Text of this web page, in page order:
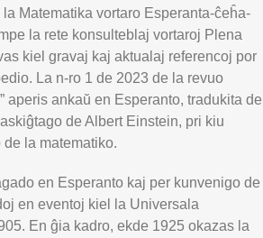
Matematika vortaro Esperanta-ĉeĥa-
la rete konsulteblaj vortaroj Plena
kiel gravaj kaj aktualaj referencoj por
La n-ro 1 de 2023 de la revuo
aperis ankaŭ en Esperanto, tradukita de
de Albert Einstein, pri kiu
la matematiko.
en Esperanto kaj per kunvenigo de
en eventoj kiel la Universala
En ĝia kadro, ekde 1925 okazas la